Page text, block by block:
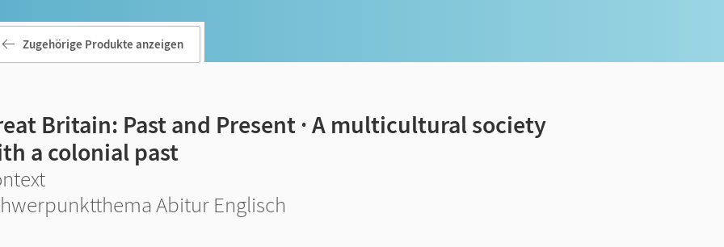
Zugehörige Produkte anzeigen
Britain: Past and Present · A multicultural society
a colonial past
Abitur Englisch